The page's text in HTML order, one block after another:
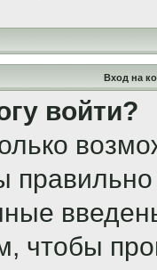
Вход на
войти?
чтобы